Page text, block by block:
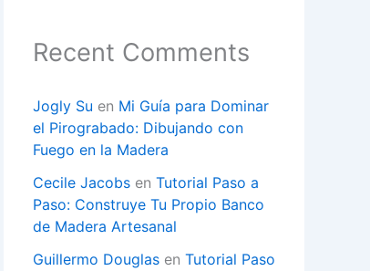
Recent Comments
Jogly Su en Mi Guía para Dominar
el Pirograbado: Dibujando con
Fuego en la Madera
Cecile Jacobs en Tutorial Paso a
Paso: Construye Tu Propio Banco
de Madera Artesanal
Guillermo Douglas en Tutorial Paso